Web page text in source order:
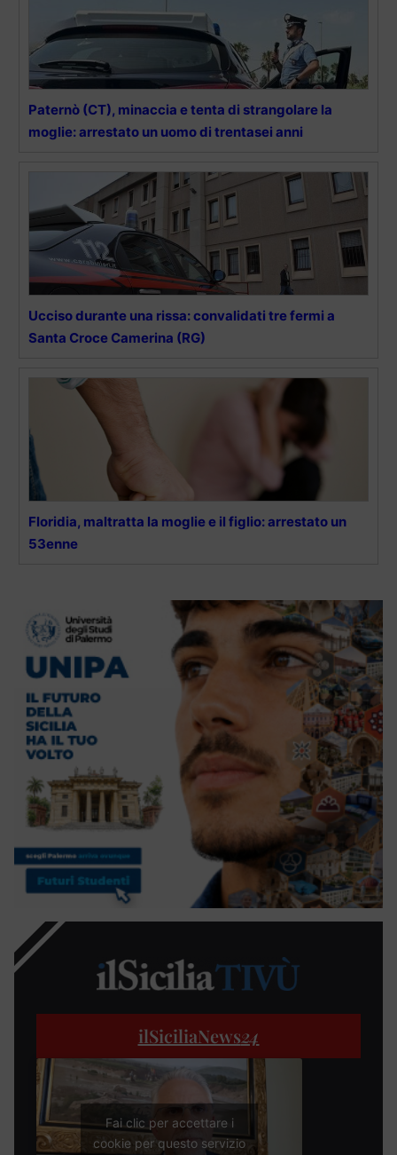
Paternò (CT), minaccia e tenta di strangolare la
moglie: arrestato un uomo di trentasei anni
Ucciso durante una rissa: convalidati tre fermi a
Santa Croce Camerina (RG)
Floridia, maltratta la moglie e il figlio: arrestato un
53enne
ilSiciliaNews24
Fai clic per accettare i
cookie per questo servizio